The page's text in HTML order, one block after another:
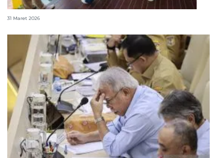
352.102 orang kunjungi IKN selama libur Idul Fitri
31 Maret 2026